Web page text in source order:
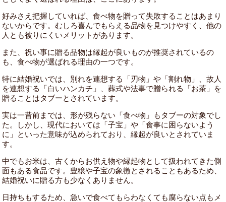
好みさえ把握していれば、食べ物を贈って失敗することはあまり
ないからです。むしろ喜んでもらえる品物を見つけやすく、他の
人とも被りにくいメリットがあります。
また、祝い事に贈る品物は縁起が良いものが推奨されているの
も、食べ物が選ばれる理由の一つです。
特に結婚祝いでは、別れを連想する「刃物」や「割れ物」、故人
を連想する「白いハンカチ」、葬式や法事で贈られる「お茶」を
贈ることはタブーとされています。
実は一昔前までは、形が残らない「食べ物」もタブーの対象でし
た。しかし、現代においては「子宝」や「食事に困らないよう
に」といった意味が込められており、縁起が良いとされていま
す。
中でもお米は、古くからお供え物や縁起物として扱われてきた側
面もある食品です。豊穣や子宝の象徴とされることもあるため、
結婚祝いに贈る方も少なくありません。
日持ちもするため、急いで食べてもらわなくても腐らない点もメ